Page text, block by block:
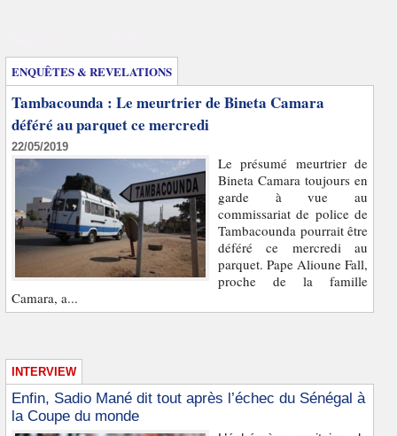
ENQUÊTES & REVELATIONS
Tambacounda : Le meurtrier de Bineta Camara
déféré au parquet ce mercredi
22/05/2019
Le présumé meurtrier de
Bineta Camara toujours en
garde à vue au
commissariat de police de
Tambacounda pourrait être
déféré ce mercredi au
parquet. Pape Alioune Fall,
proche de la famille
Camara, a...
INTERVIEW
Enfin, Sadio Mané dit tout après l’échec du Sénégal à
la Coupe du monde